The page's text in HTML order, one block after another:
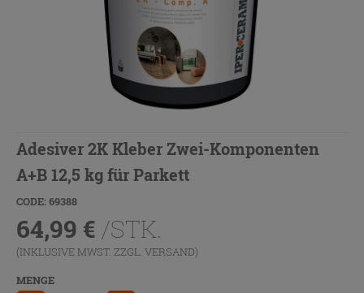
Adesiver 2K Kleber Zwei-Komponenten
A+B 12,5 kg für Parkett
CODE: 69388
64,99 € /STK.
(INKLUSIVE MWST. ZZGL. VERSAND)
MENGE